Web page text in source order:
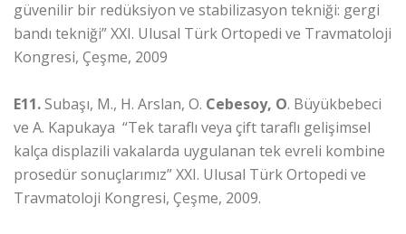
güvenilir bir redüksiyon ve stabilizasyon tekniği: gergi
bandı tekniği” XXI. Ulusal Türk Ortopedi ve Travmatoloji
Kongresi, Çeşme, 2009
E11.Subaşı, M., H. Arslan, O. Cebesoy, O. Büyükbebeci
ve A. Kapukaya “Tek taraflı veya çift taraflı gelişimsel
kalça displazili vakalarda uygulanan tek evreli kombine
prosedür sonuçlarımız” XXI. Ulusal Türk Ortopedi ve
Travmatoloji Kongresi, Çeşme, 2009.